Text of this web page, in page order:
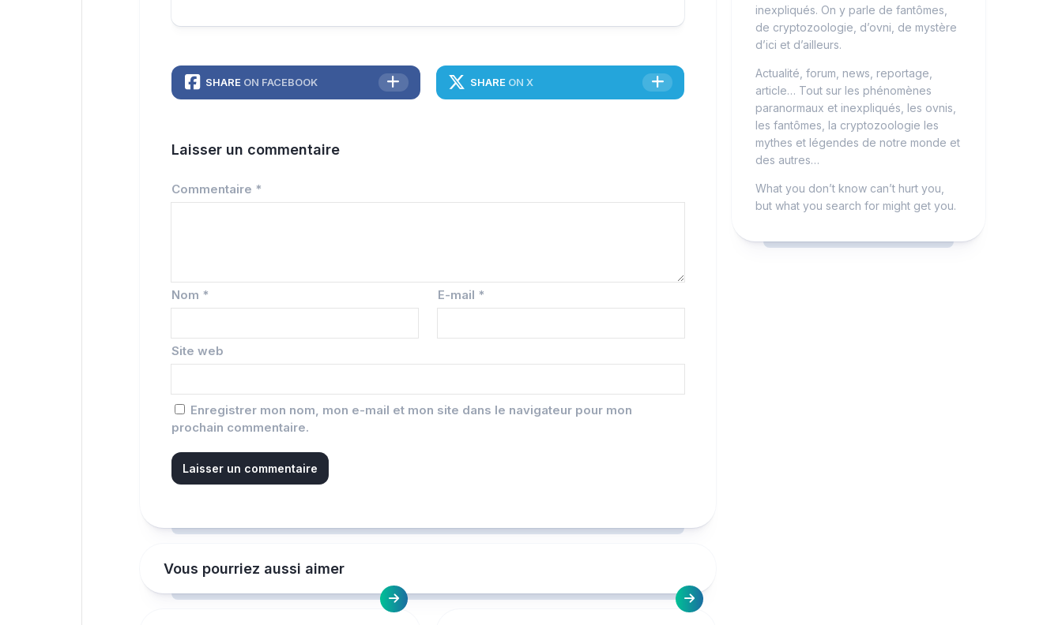
SHARE ON FACEBOOK SHARE ON X
Laisser un commentaire
Commentaire *
Nom * E-mail *
Site web
Enregistrer mon nom, mon e-mail et mon site dans le navigateur pour mon
prochain commentaire.
Vous pourriez aussi aimer
inexpliqués. On y parle de fantômes,
de cryptozoologie, d’ovni, de mystère
d’ici et d’ailleurs.
Actualité, forum, news, reportage,
article… Tout sur les phénomènes
paranormaux et inexpliqués, les ovnis,
les fantômes, la cryptozoologie les
mythes et légendes de notre monde et
des autres…
What you don’t know can’t hurt you,
but what you search for might get you.